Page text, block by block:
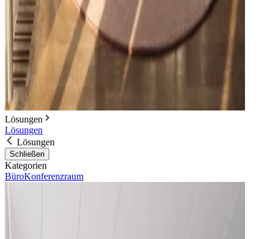
Lösungen
Lösungen
Lösungen
Schließen
Kategorien
BüroKonferenzraum